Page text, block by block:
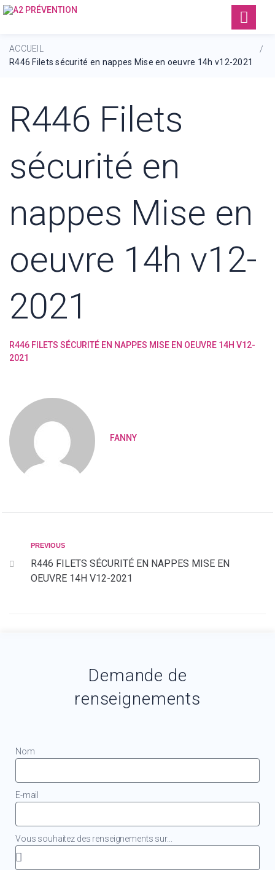
ACCUEIL
/
R446 Filets sécurité en nappes Mise en oeuvre 14h v12-2021
R446 Filets
sécurité en
nappes Mise en
oeuvre 14h v12-
2021
R446 FILETS SÉCURITÉ EN NAPPES MISE EN OEUVRE 14H V12-
2021
FANNY
PREVIOUS
R446 FILETS SÉCURITÉ EN NAPPES MISE EN
OEUVRE 14H V12-2021
Demande de
renseignements
Nom
E-mail
Vous souhaitez des renseignements sur...